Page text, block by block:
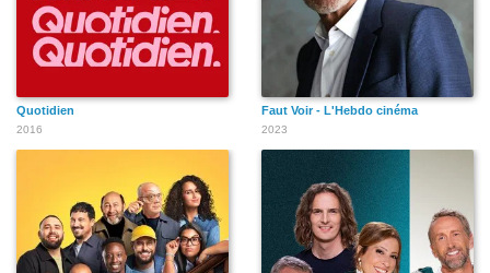
Quotidien
2016
Faut Voir - L'Hebdo cinéma
2023